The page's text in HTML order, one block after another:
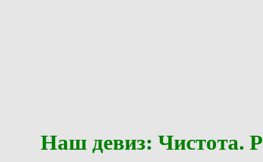
Наш девиз: